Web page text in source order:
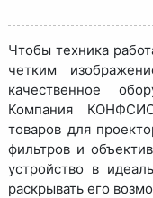
Чтобы техника
четким
качественное
Компания
товаров для
фильтров и
устройство в
раскрывать его